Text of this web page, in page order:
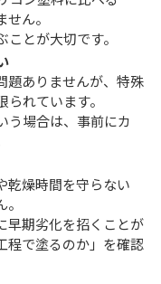
ん。
とが大切です。
題ありませんが、特殊
れています。
う場合は、事前にカ
乾燥時間を守らない
早期劣化を招くことが
程で塗るのか」を確認